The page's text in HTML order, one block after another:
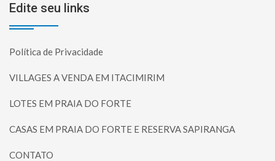
Edite seu links
Política de Privacidade
VILLAGES A VENDA EM ITACIMIRIM
LOTES EM PRAIA DO FORTE
CASAS EM PRAIA DO FORTE E RESERVA SAPIRANGA
CONTATO